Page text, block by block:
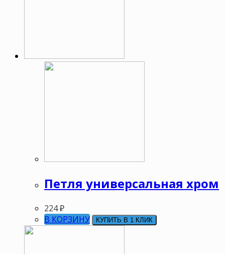
Петля универсальная хром
224₽
В КОРЗИНУ
КУПИТЬ В 1 КЛИК